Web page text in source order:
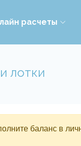
расчеты
лотки
баланс в